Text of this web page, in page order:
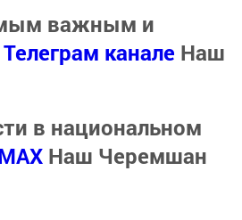
важным и
Телеграм канале Наш
в национальном
Наш Черемшан